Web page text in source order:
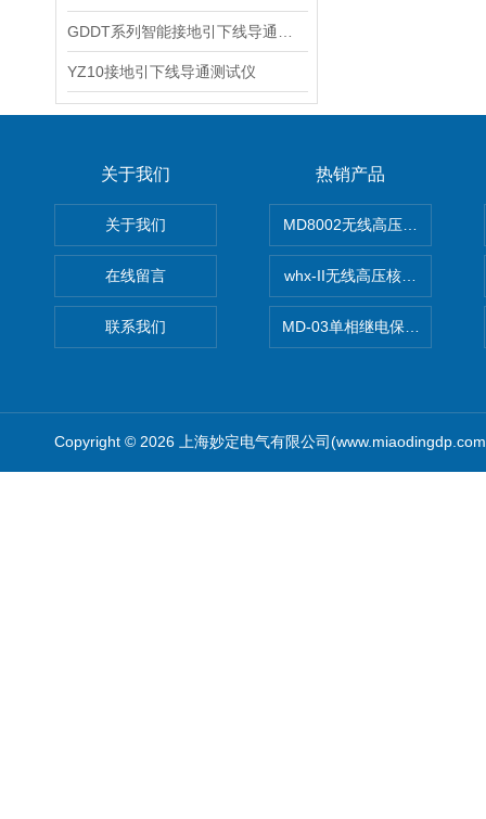
YZ10接地引下线导通测试仪
关于我们
关于我们
在线留言
联系我们
热销产品
MD8002无线高压核相仪
whx-II无线高压核相仪
MD-03单相继电保护测试仪价
Copyright © 2026 上海妙定电气有限公司